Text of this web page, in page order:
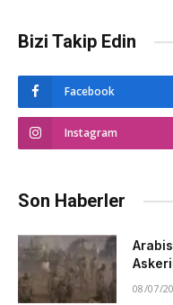
Bizi Takip Edin
Facebook
Instagram
Son Haberler
08/07/